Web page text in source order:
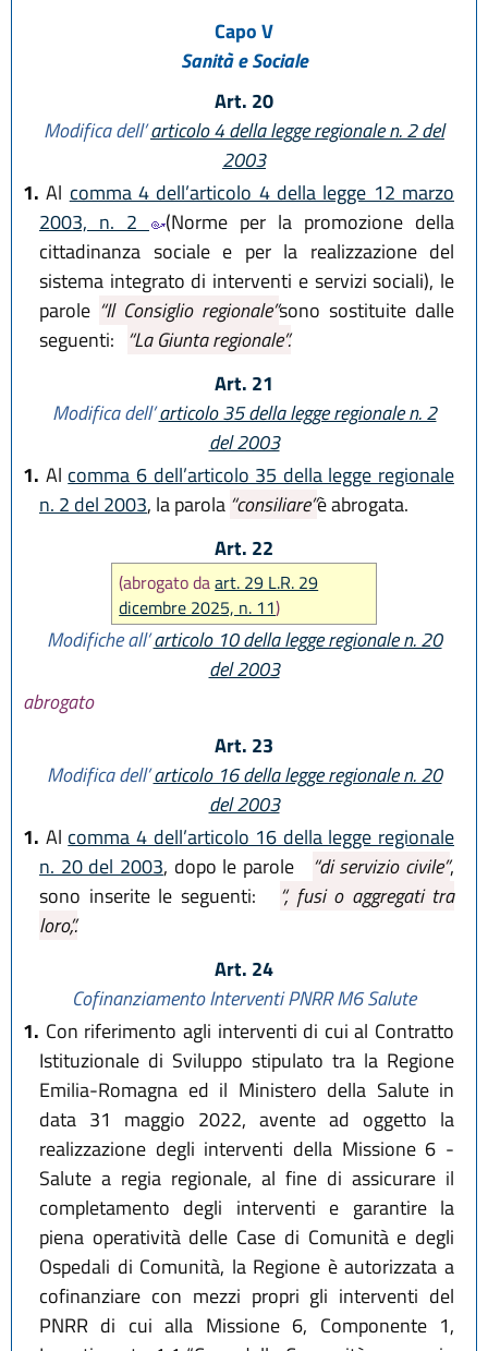
Capo V
Sanità e Sociale
Art. 20
Modifica dell’articolo 4 della legge regionale n. 2 del
2003
1. Al comma 4 dell’articolo 4 della legge 12 marzo
2003, n. 2
(Norme per la promozione della
cittadinanza sociale e per la realizzazione del
sistema integrato di interventi e servizi sociali), le
parole “Il Consiglio regionale”sono sostituite dalle
seguenti: “La Giunta regionale”.
Art. 21
Modifica dell’articolo 35 della legge regionale n. 2
del 2003
1. Al comma 6 dell’articolo 35 della legge regionale
n. 2 del 2003, la parola “consiliare”è abrogata.
Art. 22
(abrogato daart. 29 L.R. 29
dicembre 2025, n. 11)
Modifiche all’articolo 10 della legge regionale n. 20
del 2003
abrogato
Art. 23
Modifica dell’articolo 16 della legge regionale n. 20
del 2003
1. Al comma 4 dell’articolo 16 della legge regionale
n. 20 del 2003, dopo le parole “di servizio civile”,
sono inserite le seguenti: “, fusi o aggregati tra
loro,”.
Art. 24
Cofinanziamento Interventi PNRR M6 Salute
1. Con riferimento agli interventi di cui al Contratto
Istituzionale di Sviluppo stipulato tra la Regione
Emilia-Romagna ed il Ministero della Salute in
data 31 maggio 2022, avente ad oggetto la
realizzazione degli interventi della Missione 6 -
Salute a regia regionale, al fine di assicurare il
completamento degli interventi e garantire la
piena operatività delle Case di Comunità e degli
Ospedali di Comunità, la Regione è autorizzata a
cofinanziare con mezzi propri gli interventi del
PNRR di cui alla Missione 6, Componente 1,